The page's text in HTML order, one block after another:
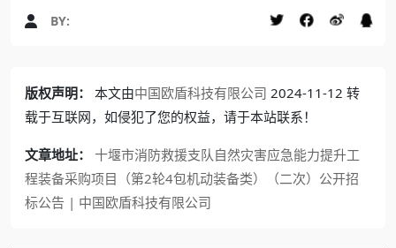
BY:
版权声明： 本文由中国欧盾科技有限公司 2024-11-12 转
载于互联网，如侵犯了您的权益，请于本站联系！
文章地址：
十堰市消防救援支队自然灾害应急能力提升工
程装备采购项目（第2轮4包机动装备类）（二次）公开招
标公告 | 中国欧盾科技有限公司